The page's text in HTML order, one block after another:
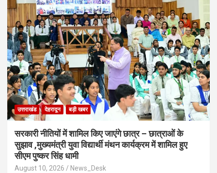
उत्तराखंड देहरादून बड़ी खबर
सरकारी नीतियों में शामिल किए जाएंगे छात्र – छात्राओं के
सुझाव ,मुख्यमंत्री युवा विद्यार्थी मंथन कार्यक्रम में शामिल हुए
सीएम पुष्कर सिंह धामी
August 10, 2026 News_Desk